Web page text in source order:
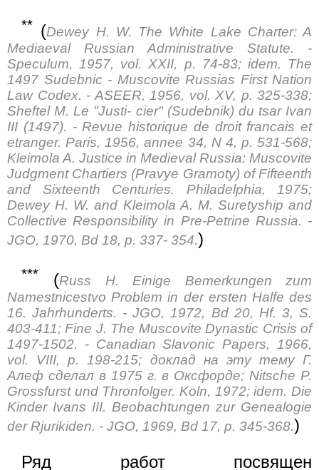
** (Dewey H. W. The White Lake Charter: A
Mediaeval Russian Administrative Statute. -
Speculum, 1957, vol. XXII, p. 74-83; idem. The
1497 Sudebnic - Muscovite Russias First Nation
Law Codex. - ASEER, 1956, vol. XV, p. 325-338;
Sheftel M. Le "Justi- cier" (Sudebnik) du tsar Ivan
III (1497). - Revue historique de droit francais et
etranger. Paris, 1956, annee 34, N 4, p. 531-568;
Kleimola A. Justice in Medieval Russia: Muscovite
Judgment Chartiers (Pravye Gramoty) of Fifteenth
and Sixteenth Centuries. Philadelphia, 1975;
Dewey H. W. and Kleimola A. M. Suretyship and
Collective Responsibility in Pre-Petrine Russia. -
JGO, 1970, Bd 18, p. 337- 354.)
*** (Russ H. Einige Bemerkungen zum
Namestnicestvo Problem in der ersten Halfe des
16. Jahrhunderts. - JGO, 1972, Bd 20, Hf. 3, S.
403-411; Fine J. The Muscovite Dynastic Crisis of
1497-1502. - Canadian Slavonic Papers, 1966,
vol. VIII, p. 198-215; доклад на эту тему Г.
Алеф сделал в 1975 г. в Оксфорде; Nitsche P.
Grossfurst und Thronfolger. Koln, 1972; idem. Die
Kinder Ivans III. Beobachtungen zur Genealogie
der Rjurikiden. - JGO, 1969, Bd 17, p. 345-368.)
Ряд работ посвящен